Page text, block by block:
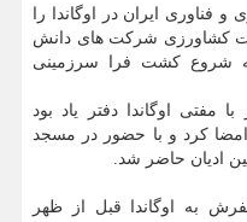
فناوری ایران در اوگاندا را
کشاورزی شرکت های دانش
شروع کشت فرا سرزمینی
مفتی اوگاندا دفتر یاد بود
کرد و با حضور در مسجد
ادیان حاضر شد.
به اوگاندا قبل از ظهر